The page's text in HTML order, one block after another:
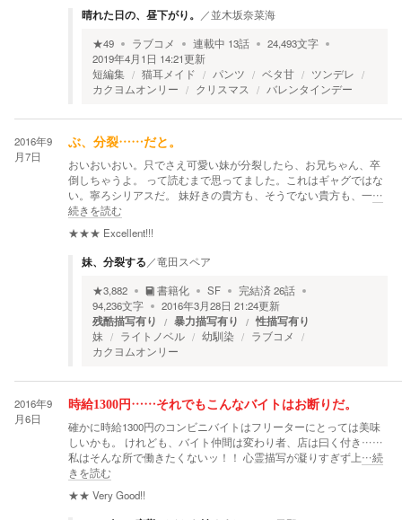
晴れた日の、昼下がり。 ／並木坂奈菜海
★49 ラブコメ 連載中 13話 24,493文字
2019年4月1日 14:21更新
短編集
猫耳メイド パンツ ベタ甘
ツンデレ
カクヨムオンリー
クリスマス バレンタインデー
2016年9
月7日
ぶ、分裂……だと。
おいおいおい。只でさえ可愛い妹が分裂したら、お兄ちゃん、卒
倒しちゃうよ。 って読むまで思ってました。これはギャグではな
い。寧ろシリアスだ。 妹好きの貴方も、そうでない貴方も、一…
続きを読む
★★★ Excellent!!!
妹、分裂する ／竜田スペア
★3,882 書籍化 SF 完結済 26話
94,236文字 2016年3月28日 21:24更新
残酷描写有り 暴力描写有り 性描写有り
妹 ライトノベル 幼馴染
ラブコメ
カクヨムオンリー
2016年9
月6日
時給1300円……それでもこんなバイトはお断りだ。
確かに時給1300円のコンビニバイトはフリーターにとっては美味
しいかも。 けれども、バイト仲間は変わり者、店は曰く付き……
私はそんな所で働きたくないッ！！ 心霊描写が凝りすぎず上…続
きを読む
★★ Very Good!!